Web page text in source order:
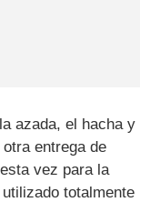
azada, el hacha y
entrega de
vez para la
totalmente